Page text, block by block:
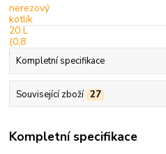
Kompletní specifikace
Související zboží 27
Kompletní specifikace